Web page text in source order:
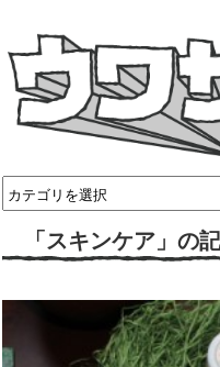
「スキンケア」の